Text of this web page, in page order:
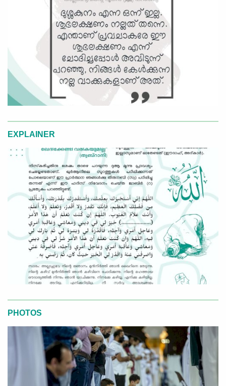
EXPLAINER
PHOTOS